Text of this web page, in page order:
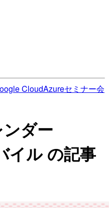
CloudAzureセミナー会
ダー
イル の記事